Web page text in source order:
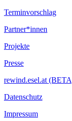
Terminvorschlag
Partner*innen
Projekte
Presse
rewind.esel.at
Datenschutz
Impressum